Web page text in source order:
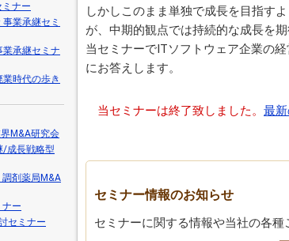
しかしこのまま単独で成長を目指す
が、中期的観点では持続的な成長を
当セミナーでITソフトウェア企業の経
にお答えします。
当セミナーは終了致しました。 最
セミナー情報のお知らせ
セミナーに関する情報や当社の各
ナー
業承継セミ
承継セミナ
時代の歩き
M&A研究会
/成長戦略型
剤薬局M&A
ー
セミナー